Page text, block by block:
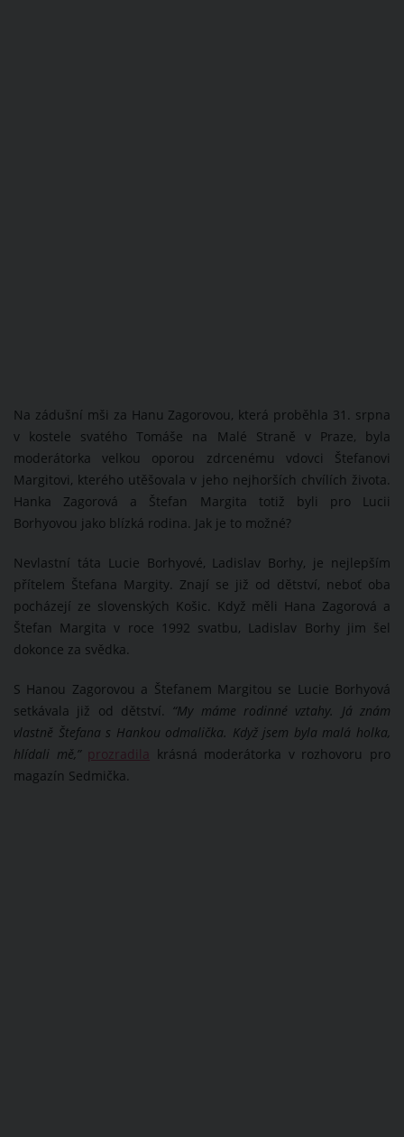
Na zádušní mši za Hanu Zagorovou, která proběhla 31. srpna
v kostele svatého Tomáše na Malé Straně v Praze, byla
moderátorka velkou oporou zdrcenému vdovci Štefanovi
Margitovi, kterého utěšovala v jeho nejhorších chvílích života.
Hanka Zagorová a Štefan Margita totiž byli pro Lucii
Borhyovou jako blízká rodina. Jak je to možné?
Nevlastní táta Lucie Borhyové, Ladislav Borhy, je nejlepším
přítelem Štefana Margity. Znají se již od dětství, neboť oba
pocházejí ze slovenských Košic. Když měli Hana Zagorová a
Štefan Margita v roce 1992 svatbu, Ladislav Borhy jim šel
dokonce za svědka.
S Hanou Zagorovou a Štefanem Margitou se Lucie Borhyová
setkávala již od dětství. “My máme rodinné vztahy. Já znám
vlastně Štefana s Hankou odmalička. Když jsem byla malá holka,
hlídali mě,” prozradila
krásná moderátorka v rozhovoru pro
magazín Sedmička.